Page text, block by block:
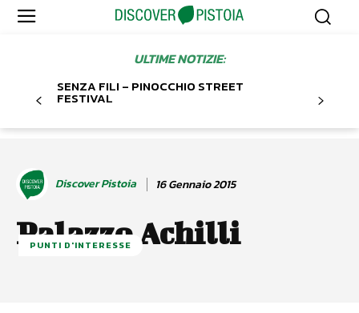
ULTIME NOTIZIE:
SENZA FILI – PINOCCHIO STREET
FESTIVAL
Discover Pistoia 16 Gennaio 2015
Palazzo Achilli
PUNTI D'INTERESSE